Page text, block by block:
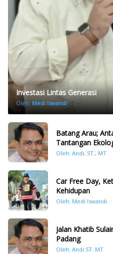
Investasi Lintas Generasi
Oleh: Medi Iswandi
Batang Arau;
Tantangan
Oleh: Andi, ST., MT
Car Free Day,
Kehidupan
Oleh: Medi Iswandi
Jalan Khatib
Padang
Oleh: Andi ST. MT